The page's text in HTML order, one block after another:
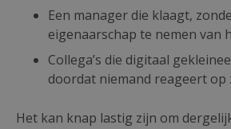
Een manager die klaagt,
eigenaarschap te nemen van
Collega’s die digitaal
doordat niemand reageert op
Het kan knap lastig zijn om